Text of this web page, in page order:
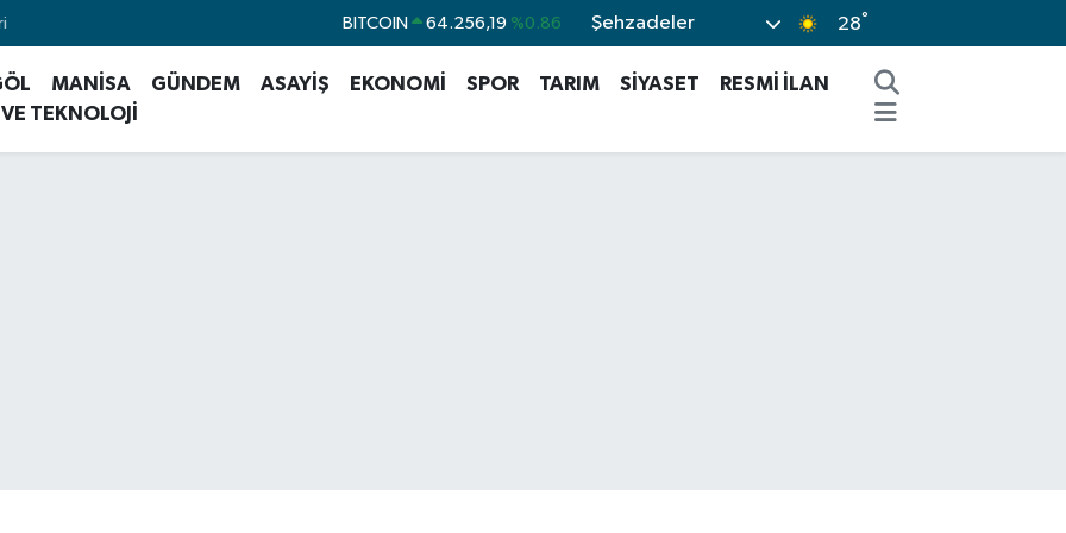
DOLAR 47,5785 %0.1
GRAM ALTIN 6384.71 %2.45
Şehzadeler 28°
MANİSA GÜNDEM ASAYİŞ EKONOMİ SPOR TARIM SİYASET
RESMİ İLAN
TEKNOLOJİ